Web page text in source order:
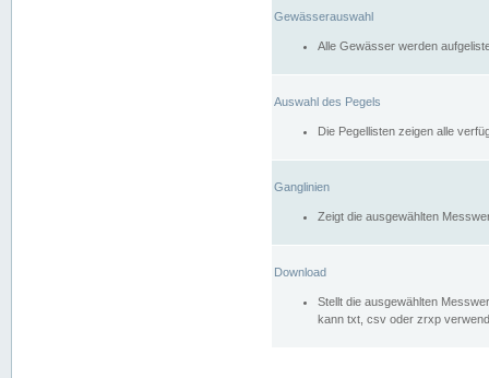
Gewässerauswahl
Alle Gewässer werden
Auswahl des Pegels
Die Pegellisten zeigen alle
Ganglinien
Zeigt die ausgewählten
Download
Stellt die ausgewählten
kann txt, csv oder zrxp